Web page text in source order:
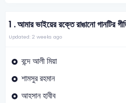
1 .আমার ভাইয়ের রক্তে রাঙানো গানটির
Updated: 2 weeks ago
বন্দে আলী মিয়া
শামসুর রহমান
আহসান হাবীব